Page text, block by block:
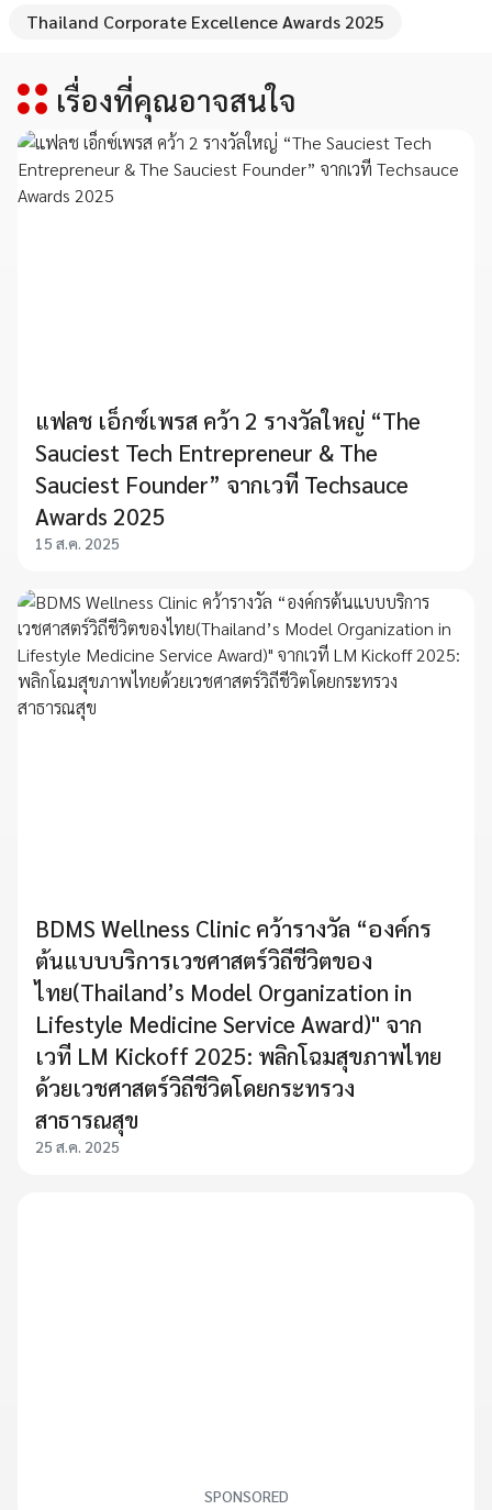
Thailand Corporate Excellence Awards 2025
เรื่องที่คุณอาจสนใจ
แฟลช เอ็กซ์เพรส คว้า 2 รางวัลใหญ่ “The
Sauciest Tech Entrepreneur & The
Sauciest Founder” จากเวที Techsauce
Awards 2025
15 ส.ค. 2025
BDMS Wellness Clinic คว้ารางวัล “องค์กร
ต้นแบบบริการเวชศาสตร์วิถีชีวิตของ
ไทย(Thailand’s Model Organization in
Lifestyle Medicine Service Award)" จาก
เวที LM Kickoff 2025: พลิกโฉมสุขภาพไทย
ด้วยเวชศาสตร์วิถีชีวิตโดยกระทรวง
สาธารณสุข
25 ส.ค. 2025
SPONSORED